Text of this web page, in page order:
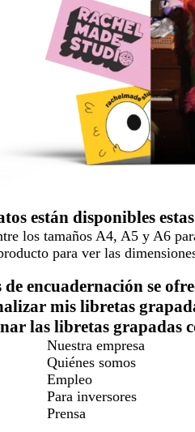
están disponibles
los tamaños A4, A5 y A6
para ver las
de encuadernación se
mis libretas
las libretas grapadas
Nuestra empresa
Quiénes somos
Empleo
Para inversores
Prensa